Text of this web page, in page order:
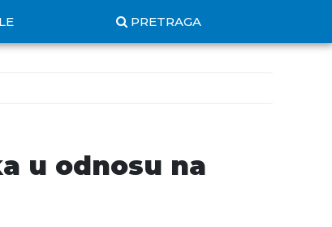
PRETRAGA
u odnosu na